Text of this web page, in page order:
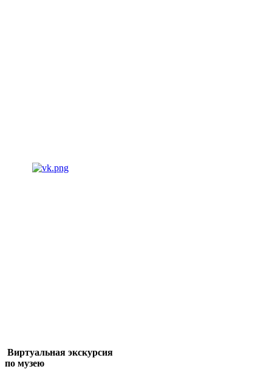
Виртуальная экскурсия
по музею